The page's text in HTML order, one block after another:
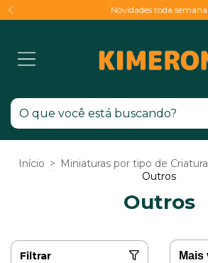
Novidades toda semana
Início > Miniaturas por tipo de Criatura
Outros
Outros
Filtrar